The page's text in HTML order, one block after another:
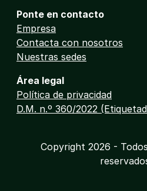
Ponte en contacto
Empresa
Contacta con nosotros
Nuestras sedes
Área legal
Política de privacidad
D.M. n.º 360/2022
Copyright 2026 -